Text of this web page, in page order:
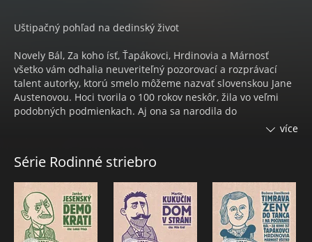
Uštipačný pohľad na dedinský život
Novely Bál, Za koho ísť, Ťapákovci, Hrdinovia a Márnosť
všetko vám odhalia neuveriteľný pozorovací a rozprávací
talent autorky, ktorú smelo môžeme nazvať slovenskou Jane
Austenovou. Hoci tvorila o 100 rokov neskôr, žila vo veľmi
podobných podmienkach. Aj ona sa narodila do
mnohopočetnej rodiny farára a rovnako ako Jane skúmala
dedinský Bál, nechajte sa unášať geniálnym vnútorným
svetom Timraviných postáv v prvej novele a pokračujte ďalej,
od hľadania nádejného ženícha, cez ťapákovskú
neschopnosť vystúpiť zo starých koľají, ukážkou
nezmyselnosti vojny a jej hrdinov až po dodnes platnú
pravdu, že za peniaze si šťastie, lásku ani zdravie nekúpite.
více
Série Rodinné striebro